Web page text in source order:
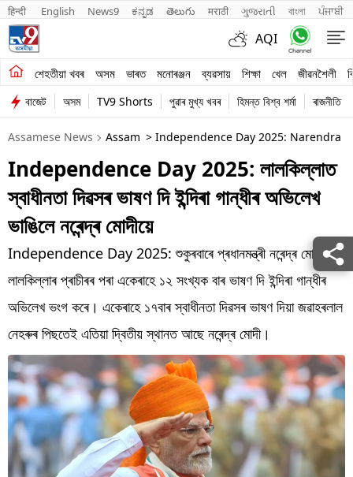
हिन्दी English News9 ಕನ್ನಡ తెలుగు मराठी ગુજરાતી বাংলা ਪੰਜਾਬੀ
AQI
শেহতীয়া খবৰ অসম ভাৰত মনোৰঞ্জন ব্যৱসায় শিক্ষা খেল জীৱনশৈলী
শেহতীয়া খবৰ
অসম
ভাৰত
মনোৰঞ্জন
ব্যৱসায়
শিক্ষা
খেল
জীৱনশৈলী
বিশ্ব
প্ৰযুক্তি
Videos
বাজেট অসম TV9 Shorts পুৱাৰ মুখ্য খবৰ হিমন্ত বিশ্ব শৰ্মা ৰাজনীতি
Assamese News Assam > Independence Day 2025: Narendra
Independence Day 2025: লালকিল্লাত
স্বাধীনতা দিৱসৰ ভাষণ দি ইন্দিৰা গান্ধীৰ অভিলেখ
ভাঙিলে নৰেন্দ্ৰ মোদীয়ে
Independence Day 2025: শুকুৰবাৰে প্ৰধানমন্ত্ৰী নৰেন্দ্ৰ মোদীয়ে
লালকিল্লাৰ প্ৰাচীৰৰ পৰা একেৰাহে ১২ সংখ্যক বাৰ ভাষণ দি ইন্দিৰা গান্ধীৰ
অভিলেখ ভংগ কৰে। একেৰাহে ১৭বাৰ স্বাধীনতা দিৱসৰ ভাষণ দিয়া জৱাহৰলাল
নেহৰুৰ পিছতেই এতিয়া দ্বিতীয় স্থানত আছে নৰেন্দ্ৰ মোদী।